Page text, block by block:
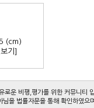
(cm)
기]
로운 비평,평가를 위한 커뮤니티
을 법률자문을 통해 확인하였으